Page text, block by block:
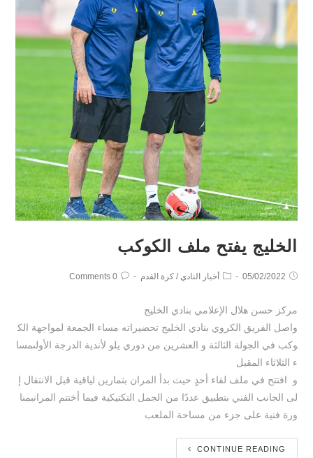
الخليج يفتح ملف الكوكب
05/02/2022 أخبار النادي / كرة القدم 0 Comments
مركز حسن هلال الإعلامي بنادي الخليج
واصل الفريق الكروي بنادي الخليج تحضيراته مساء الجمعة لمواجهة الك
وكب في الجولة الثالثة و العشرين من دوري يلو لأندية الدرجة الأولىمسا
ء الثلاثاء المقبل
و افتتح في ملف لقاء أحدٍ حيث بدأ المران بتمارين لياقية قبل الانتقال إ
لى الجانب الفني بتطبيق عددًا من الجمل التكتيكية فيما أختتم المرانبمنا
ورة فنية على جزء من مساحة الملعب
CONTINUE READING